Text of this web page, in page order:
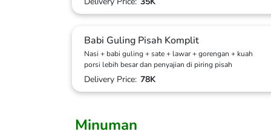
Babi Guling Pisah Komplit
Nasi + babi guling + sate + lawar + gorengan + kuah
porsi lebih besar dan penyajian di piring pisah
Delivery Price: 78K
Minuman